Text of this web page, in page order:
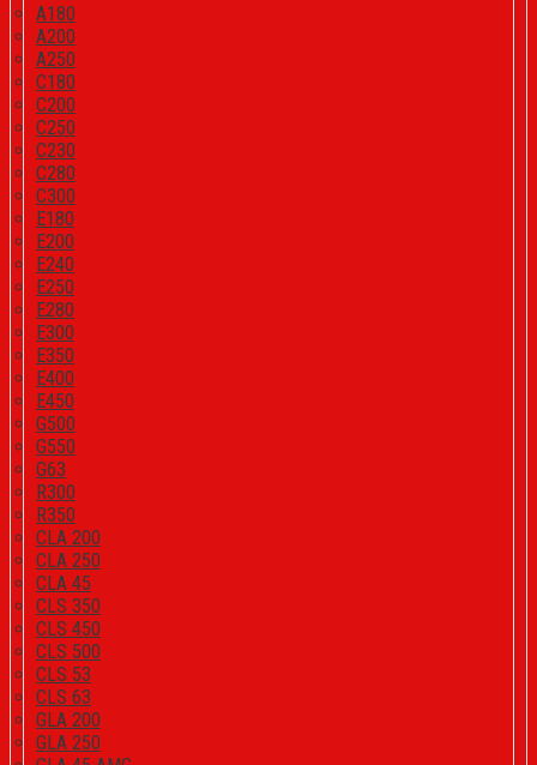
A180
A200
A250
C180
C200
C250
C230
C280
C300
E180
E200
E240
E250
E280
E300
E350
E400
E450
G500
G550
G63
R300
R350
CLA 200
CLA 250
CLA 45
CLS 350
CLS 450
CLS 500
CLS 53
CLS 63
GLA 200
GLA 250